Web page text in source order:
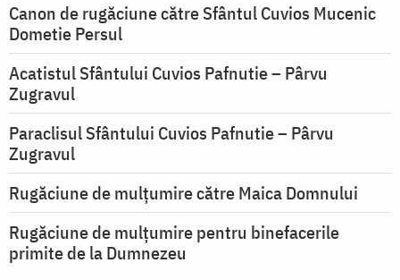
Canon de rugăciune către Sfântul Cuvios Mucenic
Dometie Persul
Acatistul Sfântului Cuvios Pafnutie – Pârvu
Zugravul
Paraclisul Sfântului Cuvios Pafnutie – Pârvu
Zugravul
Rugăciune de mulţumire către Maica Domnului
Rugăciune de mulțumire pentru binefacerile
primite de la Dumnezeu